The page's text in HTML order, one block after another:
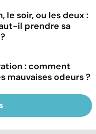
le soir, ou les deux :
il prendre sa
: comment
mauvaises odeurs ?